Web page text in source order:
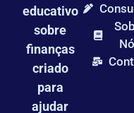
educativo
sobre
finanças
criado
para
ajudar